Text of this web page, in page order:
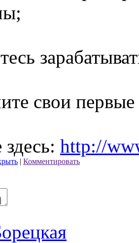
свои первые
http://
| Комментировать